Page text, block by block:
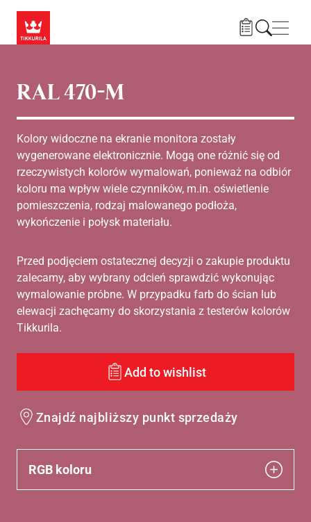
RAL 470-M
Kolory widoczne na ekranie monitora zostały
wygenerowane elektronicznie. Mogą one różnić się od
rzeczywistych kolorów wymalowań, ponieważ na odbiór
koloru ma wpływ wiele czynników, m.in. oświetlenie
pomieszczenia, rodzaj malowanego podłoża,
wykończenie i połysk materiału.
Przed podjęciem ostatecznej decyzji o zakupie produktu
zalecamy, aby wybrany odcień sprawdzić wykonując
wymalowanie próbne. W przypadku farb do ścian lub
elewacji zachęcamy do skorzystania z testerów kolorów
Tikkurila.
Add to wishlist
Znajdź najbliższy punkt sprzedaży
RGB koloru